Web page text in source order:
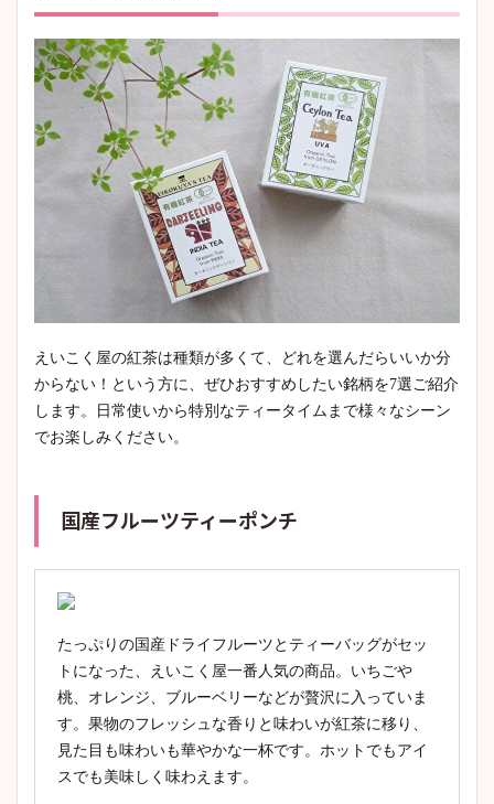
えいこく屋の紅茶は種類が多くて、どれを選んだらいいか分
からない！という方に、ぜひおすすめしたい銘柄を7選ご紹介
します。日常使いから特別なティータイムまで様々なシーン
でお楽しみください。
国産フルーツティーポンチ
たっぷりの国産ドライフルーツとティーバッグがセッ
トになった、えいこく屋一番人気の商品。いちごや
桃、オレンジ、ブルーベリーなどが贅沢に入っていま
す。果物のフレッシュな香りと味わいが紅茶に移り、
見た目も味わいも華やかな一杯です。ホットでもアイ
スでも美味しく味わえます。